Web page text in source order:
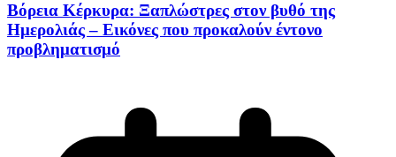
Βόρεια Κέρκυρα: Ξαπλώστρες στον βυθό της
Ημερολιάς – Εικόνες που προκαλούν έντονο
προβληματισμό